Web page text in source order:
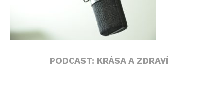
PODCAST: KRÁSA A ZDRAVÍ